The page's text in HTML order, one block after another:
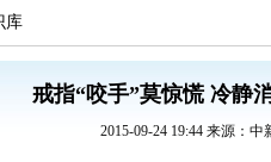
库
戒指“咬手”莫惊慌 冷静
2015-09-24 19:44 来源：中